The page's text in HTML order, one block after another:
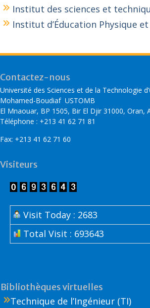
Institut des sciences et
Institut d’Éducation Physique et
Contactez-nous
Université des Sciences et de la Technologie
Mohamed-Boudiaf USTOMB
El Mnaouar, BP 1505, Bir El Djir 31000, Oran,
Téléphone : +213 41 62 71 81
Fax: +213 41 62 71 60
Visiteurs
Visit Today : 2683
Total Visit : 693643
Bibliothèques virtuelles
Technique de l’Ingénieur (TI)